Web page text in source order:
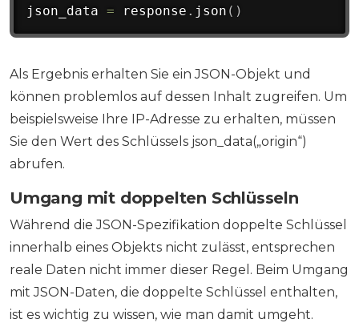
json_data = response . json ( )
Als Ergebnis erhalten Sie ein JSON-Objekt und
können problemlos auf dessen Inhalt zugreifen. Um
beispielsweise Ihre IP-Adresse zu erhalten, müssen
Sie den Wert des Schlüssels json_data(„origin“)
abrufen.
Umgang mit doppelten Schlüsseln
Während die JSON-Spezifikation doppelte Schlüssel
innerhalb eines Objekts nicht zulässt, entsprechen
reale Daten nicht immer dieser Regel. Beim Umgang
mit JSON-Daten, die doppelte Schlüssel enthalten,
ist es wichtig zu wissen, wie man damit umgeht.